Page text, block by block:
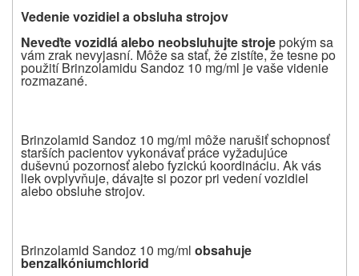
Vedenie vozidiel a obsluha strojov
Neveďte vozidlá alebo neobsluhujte strojepokým sa
vám zrak nevyjasní. Môže sa stať, že zistíte, že tesne po
použití Brinzolamidu Sandoz 10 mg/ml je vaše videnie
rozmazané.
Brinzolamid Sandoz 10 mg/ml môže narušiť schopnosť
starších pacientov vykonávať práce vyžadujúce
duševnú pozornosť alebo fyzickú koordináciu. Ak vás
liek ovplyvňuje, dávajte si pozor pri vedení vozidiel
alebo obsluhe strojov.
Brinzolamid Sandoz 10 mg/ml obsahuje
benzalkóniumchlorid